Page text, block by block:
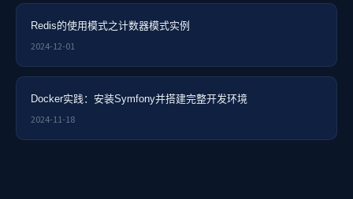
Redis的使用模式之计数器模式实例
2024-12-01
Docker实践：安装Symfony并搭建完整开发环境
2024-11-18